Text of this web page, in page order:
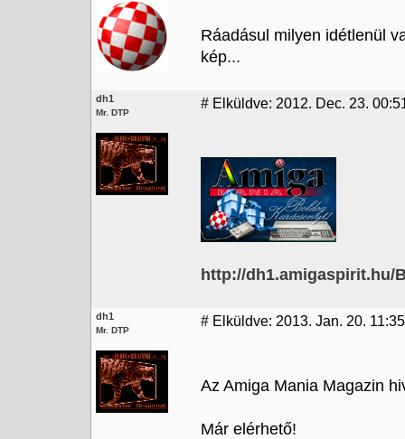
Ráadásul milyen idétlenül
kép...
dh1
Mr. DTP
# Elküldve: 2012. Dec. 23.
http://dh1.amigaspirit.hu/
dh1
Mr. DTP
# Elküldve: 2013. Jan. 20. 11:35
Az Amiga Mania Magazin
Már elérhető!